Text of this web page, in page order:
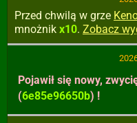
Przed chwilą w grze
mnożnik x10. Zobacz
Pojawił się nowy,
(6e85e96650b) !